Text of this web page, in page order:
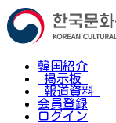
韓国紹介
掲示板
報道資料
会員登録
ログイン